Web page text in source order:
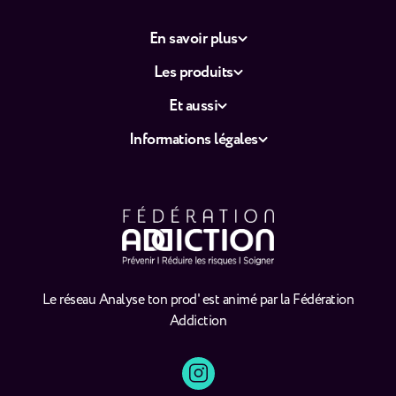
Le réseau Analyse ton prod' est animé par la Fédération
Addiction
En savoir plus
Les produits
Et aussi
Informations légales